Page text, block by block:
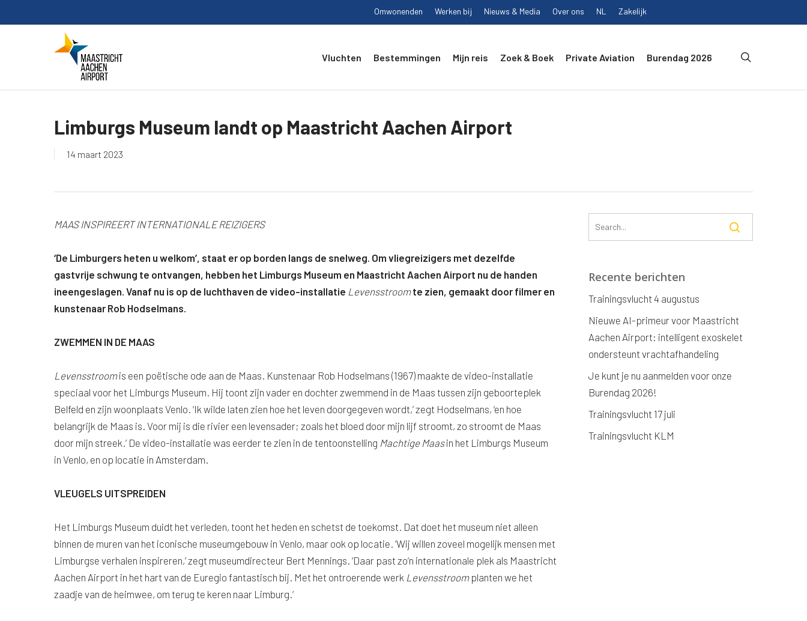
to
Omwonenden Werken bij Nieuws & Media Over ons NL Zakelijk
Vluchten Bestemmingen Mijn reis Zoek & Boek Private Aviation Burendag 2026
Limburgs Museum landt op Maastricht Aachen Airport
14 maart 2023
MAAS INSPIREERT INTERNATIONALE REIZIGERS
‘De Limburgers heten u welkom’, staat er op borden langs de snelweg. Om vliegreizigers met dezelfde
gastvrije schwung te ontvangen, hebben het Limburgs Museum en Maastricht Aachen Airport nu de handen
ineengeslagen. Vanaf nu is op de luchthaven de video-installatie Levensstroomte zien, gemaakt door filmer en
kunstenaar Rob Hodselmans.
ZWEMMEN IN DE MAAS
Levensstroomis een poëtische ode aan de Maas. Kunstenaar Rob Hodselmans (1967) maakte de video-installatie
speciaal voor het Limburgs Museum. Hij toont zijn vader en dochter zwemmend in de Maas tussen zijn geboorteplek
Belfeld en zijn woonplaats Venlo. ‘Ik wilde laten zien hoe het leven doorgegeven wordt,’ zegt Hodselmans, ‘en hoe
belangrijk de Maas is. Voor mij is die rivier een levensader; zoals het bloed door mijn lijf stroomt, zo stroomt de Maas
door mijn streek.’ De video-installatie was eerder te zien in de tentoonstelling Machtige Maasin het Limburgs Museum
in Venlo, en op locatie in Amsterdam.
VLEUGELS UITSPREIDEN
Het Limburgs Museum duidt het verleden, toont het heden en schetst de toekomst. Dat doet het museum niet alleen
binnen de muren van het iconische museumgebouw in Venlo, maar ook op locatie. ‘Wij willen zoveel mogelijk mensen met
Limburgse verhalen inspireren,’ zegt museumdirecteur Bert Mennings. ‘Daar past zo’n internationale plek als Maastricht
Aachen Airport in het hart van de Euregio fantastisch bij. Met het ontroerende werk Levensstroomplanten we het
zaadje van de heimwee, om terug te keren naar Limburg.’
Recente berichten
Trainingsvlucht 4 augustus
Nieuwe AI-primeur voor Maastricht
Aachen Airport: intelligent exoskelet
ondersteunt vrachtafhandeling
Je kunt je nu aanmelden voor onze
Burendag 2026!
Trainingsvlucht 17 juli
Trainingsvlucht KLM